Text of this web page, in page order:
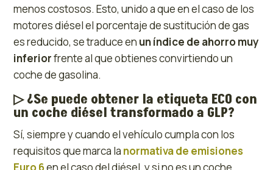
menos costosos. Esto, unido a que en el caso de los
motores diésel el porcentaje de sustitución de gas
es reducido, se traduce en un índice de ahorro muy
inferiorfrente al que obtienes convirtiendo un
coche de gasolina.
▷¿Se puede obtener la etiqueta ECO con
un coche diésel transformado a GLP?
Sí, siempre y cuando el vehículo cumpla con los
requisitos que marca la normativa de emisiones
Euro 6en el caso del diésel, y si no es un coche